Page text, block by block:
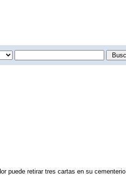
puede retirar tres cartas en su